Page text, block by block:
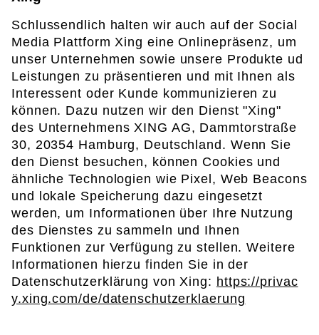
Schlussendlich halten wir auch auf der Social
Media Plattform Xing eine Onlinepräsenz, um
unser Unternehmen sowie unsere Produkte ud
Leistungen zu präsentieren und mit Ihnen als
Interessent oder Kunde kommunizieren zu
können. Dazu nutzen wir den Dienst "Xing"
des Unternehmens XING AG, Dammtorstraße
30, 20354 Hamburg, Deutschland. Wenn Sie
den Dienst besuchen, können Cookies und
ähnliche Technologien wie Pixel, Web Beacons
und lokale Speicherung dazu eingesetzt
werden, um Informationen über Ihre Nutzung
des Dienstes zu sammeln und Ihnen
Funktionen zur Verfügung zu stellen. Weitere
Informationen hierzu finden Sie in der
Datenschutzerklärung von Xing: https://privac
y.xing.com/de/datenschutzerklaerung